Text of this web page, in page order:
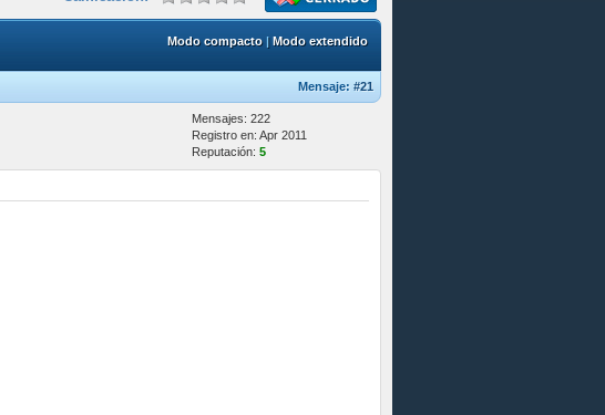
Modo compacto|Modo extendido
Mensaje: #21
Mensajes: 222
Registro en: Apr 2011
Reputación: 5